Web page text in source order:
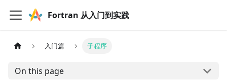
Fortran 从入门到实践
入门篇 子程序
On this page